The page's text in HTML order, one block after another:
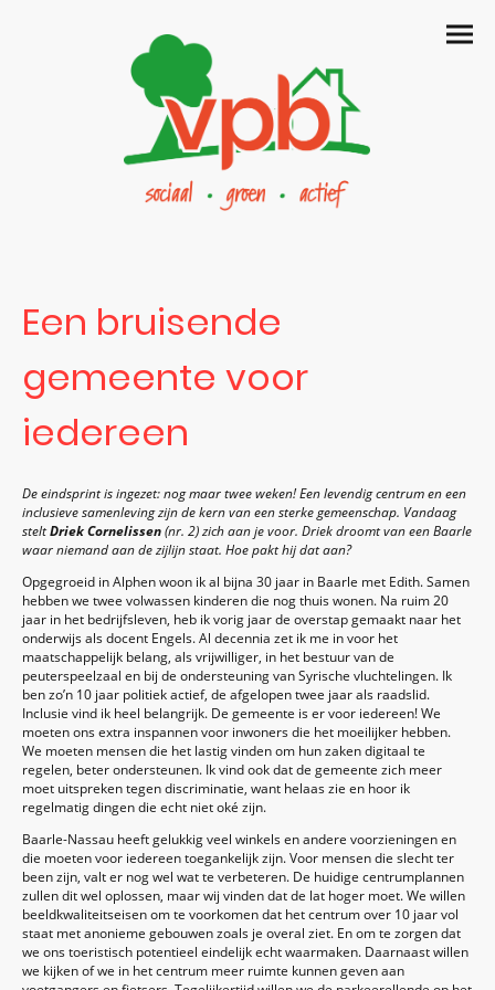
Een bruisende
gemeente voor
iedereen
De eindsprint is ingezet: nog maar twee weken! Een levendig centrum en een
inclusieve samenleving zijn de kern van een sterke gemeenschap. Vandaag
steltDriek Cornelissen(nr. 2) zich aan je voor. Driek droomt van een Baarle
waar niemand aan de zijlijn staat. Hoe pakt hij dat aan?
Opgegroeid in Alphen woon ik al bijna 30 jaar in Baarle met Edith. Samen
hebben we twee volwassen kinderen die nog thuis wonen. Na ruim 20
jaar in het bedrijfsleven, heb ik vorig jaar de overstap gemaakt naar het
onderwijs als docent Engels. Al decennia zet ik me in voor het
maatschappelijk belang, als vrijwilliger, in het bestuur van de
peuterspeelzaal en bij de ondersteuning van Syrische vluchtelingen. Ik
ben zo’n 10 jaar politiek actief, de afgelopen twee jaar als raadslid.
Inclusie vind ik heel belangrijk. De gemeente is er voor iedereen! We
moeten ons extra inspannen voor inwoners die het moeilijker hebben.
We moeten mensen die het lastig vinden om hun zaken digitaal te
regelen, beter ondersteunen. Ik vind ook dat de gemeente zich meer
moet uitspreken tegen discriminatie, want helaas zie en hoor ik
regelmatig dingen die echt niet oké zijn.
Baarle-Nassau heeft gelukkig veel winkels en andere voorzieningen en
die moeten voor iedereen toegankelijk zijn. Voor mensen die slecht ter
been zijn, valt er nog wel wat te verbeteren. De huidige centrumplannen
zullen dit wel oplossen, maar wij vinden dat de lat hoger moet. We willen
beeldkwaliteitseisen om te voorkomen dat het centrum over 10 jaar vol
staat met anonieme gebouwen zoals je overal ziet. En om te zorgen dat
we ons toeristisch potentieel eindelijk echt waarmaken. Daarnaast willen
we kijken of we in het centrum meer ruimte kunnen geven aan